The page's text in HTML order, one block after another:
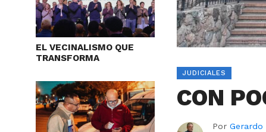
EL VECINALISMO QUE
TRANSFORMA
JUDICIALES
CON
Por Gerardo